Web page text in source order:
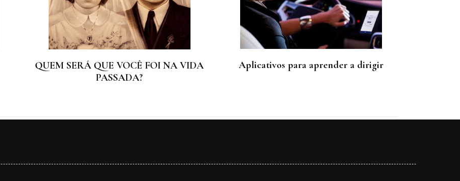
QUEM SERÁ QUE VOCÊ FOI NA VIDA
PASSADA?
Aplicativos para aprender a dirigir